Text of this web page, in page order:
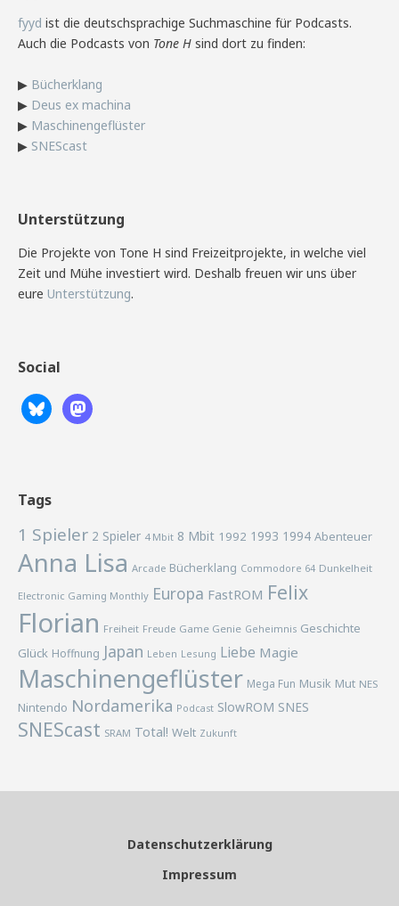
fyyd ist die deutschsprachige Suchmaschine für Podcasts.
Auch die Podcasts von Tone H sind dort zu finden:
▶ Bücherklang
▶ Deus ex machina
▶ Maschinengeflüster
▶ SNEScast
Unterstützung
Die Projekte von Tone H sind Freizeitprojekte, in welche viel
Zeit und Mühe investiert wird. Deshalb freuen wir uns über
eure Unterstützung.
Social
Tags
1 Spieler 2 Spieler 4 Mbit 8 Mbit 1992 1993 1994 Abenteuer
Anna Lisa Arcade Bücherklang Commodore 64 Dunkelheit
Electronic Gaming Monthly Europa FastROM Felix
Florian Freiheit Freude Game Genie Geheimnis Geschichte
Glück Hoffnung Japan Leben Lesung Liebe Magie
Maschinengeflüster Mega Fun Musik Mut NES
Nintendo Nordamerika Podcast SlowROM SNES
SNEScast SRAM Total! Welt Zukunft
Datenschutzerklärung
Impressum